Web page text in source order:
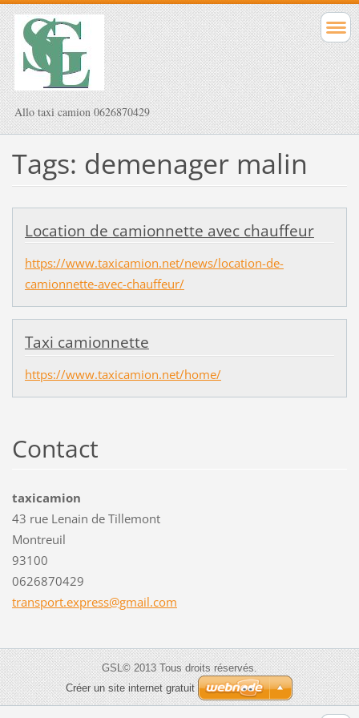
Allo taxi camion 0626870429
Tags: demenager malin
Location de camionnette avec chauffeur
https://www.taxicamion.net/news/location-de-
camionnette-avec-chauffeur/
Taxi camionnette
https://www.taxicamion.net/home/
Contact
taxicamion
43 rue Lenain de Tillemont
Montreuil
93100
0626870429
transport.express@gmail.com
GSL© 2013 Tous droits réservés.
Créer un site internet gratuit